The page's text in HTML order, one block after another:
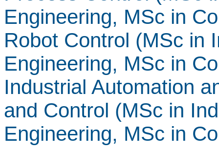
Engineering, MSc in
Robot Control (MSc in
Engineering, MSc in
Industrial Automation
and Control (MSc in
Engineering, MSc in